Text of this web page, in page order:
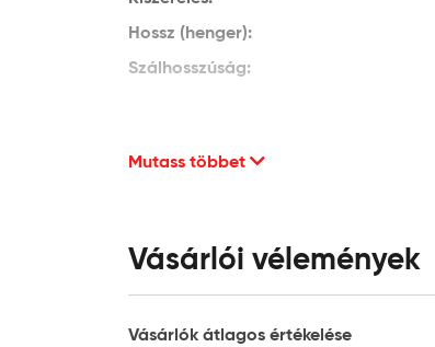
Hossz (henger):
Szálhosszúság:
Mutass többet
Vásárlói vélemények
Vásárlók átlagos értékelése